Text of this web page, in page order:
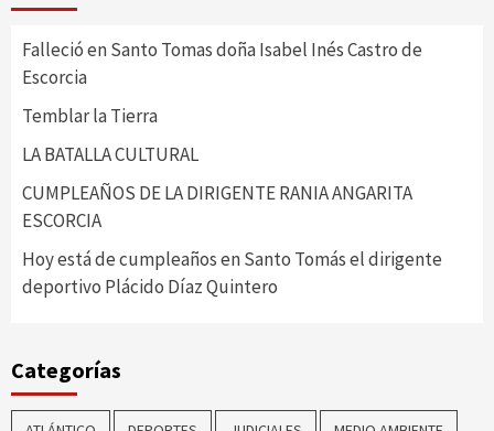
Falleció en Santo Tomas doña Isabel Inés Castro de
Escorcia
Temblar la Tierra
LA BATALLA CULTURAL
CUMPLEAÑOS DE LA DIRIGENTE RANIA ANGARITA
ESCORCIA
Hoy está de cumpleaños en Santo Tomás el dirigente
deportivo Plácido Díaz Quintero
Categorías